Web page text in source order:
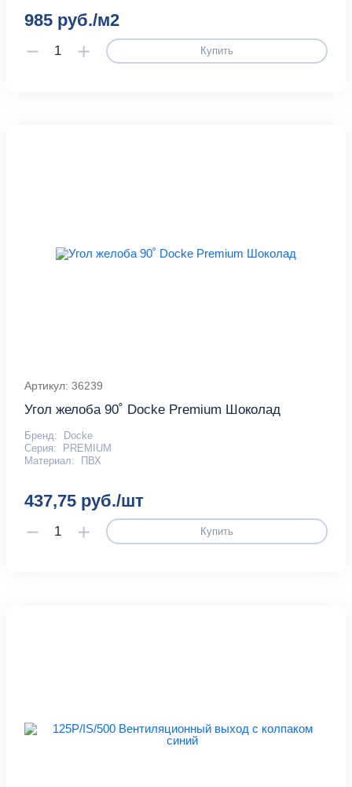
985 руб./м2
Купить
Артикул: 36239
Угол желоба 90˚ Docke Premium Шоколад
Бренд:
Docke
Серия:
PREMIUM
Материал:
ПВХ
437,75 руб./шт
Купить